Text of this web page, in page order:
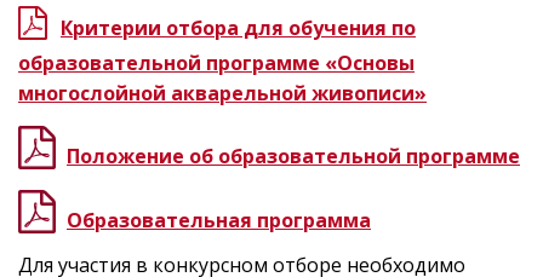
Критерии отбора для обучения по
образовательной программе «Основы
многослойной акварельной живописи»
Положение об образовательной программе
Образовательная программа
Для участия в конкурсном отборе необходимо